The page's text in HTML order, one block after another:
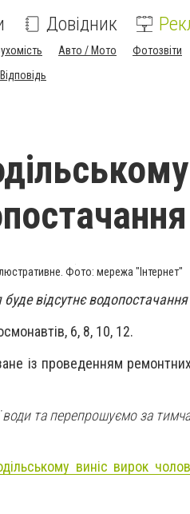
Довідник
Авто / Мото Фотозвіти
Фото: мережа "Інтернет"
відсутнє
6, 8, 10, 12.
із проведенням ремонтних
та перепрошуємо за
виніс вирок